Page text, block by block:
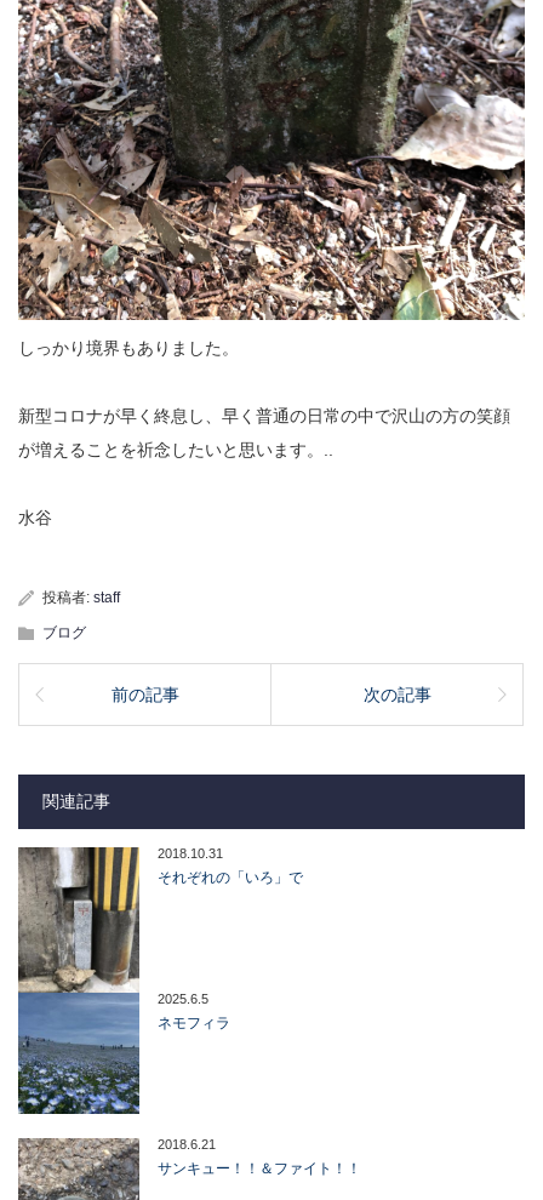
しっかり境界もありました。
新型コロナが早く終息し、早く普通の日常の中で沢山の方の笑顔
が増えることを祈念したいと思います。..
水谷
投稿者: staff
ブログ
前の記事 次の記事
関連記事
2018.10.31
それぞれの「いろ」で
2025.6.5
ネモフィラ
2018.6.21
サンキュー！！＆ファイト！！